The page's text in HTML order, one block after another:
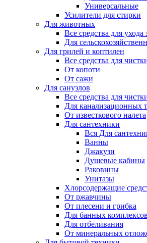
Универсальные
Усилители для стирки
Для животных
Все средства для
Для
Для грилей и коптилен
Все средства для
От копоти
От сажи
Для санузлов
Все средства для
Для канализационных
От известкового налета
Для сантехники
Вся Для
Ванны
Джакузи
Душевые кабины
Раковины
Унитазы
Хлорсодержащие
От ржавчины
От плесени и грибка
Для банных комплексов
Для отбеливания
От минеральных